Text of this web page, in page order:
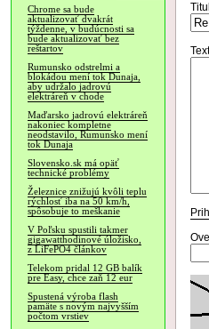
Chrome sa bude
aktualizovať dvakrát
týždenne, v budúcnosti sa
bude aktualizovať bez
reštartov
Rumunsko odstrelmi a
blokádou mení tok Dunaja,
aby udržalo jadrovú
elektráreň v chode
Maďarsko jadrovú elektráreň
nakoniec kompletne
neodstavilo, Rumunsko mení
tok Dunaja
Slovensko.sk má opäť
technické problémy
Železnice znižujú kvôli teplu
rýchlosť iba na 50 km/h,
spôsobuje to meškanie
V Poľsku spustili takmer
gigawatthodinové úložisko,
z LiFePO4 článkov
Telekom pridal 12 GB balík
pre Easy, chce zaň 12 eur
Spustená výroba flash
pamäte s novým najvyšším
počtom vrstiev